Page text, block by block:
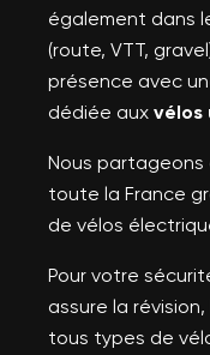
également dans
(route, VTT,
présence avec
dédiée aux vélos
Nous partageons
toute la France
de vélos
Pour votre
assure la
tous types de